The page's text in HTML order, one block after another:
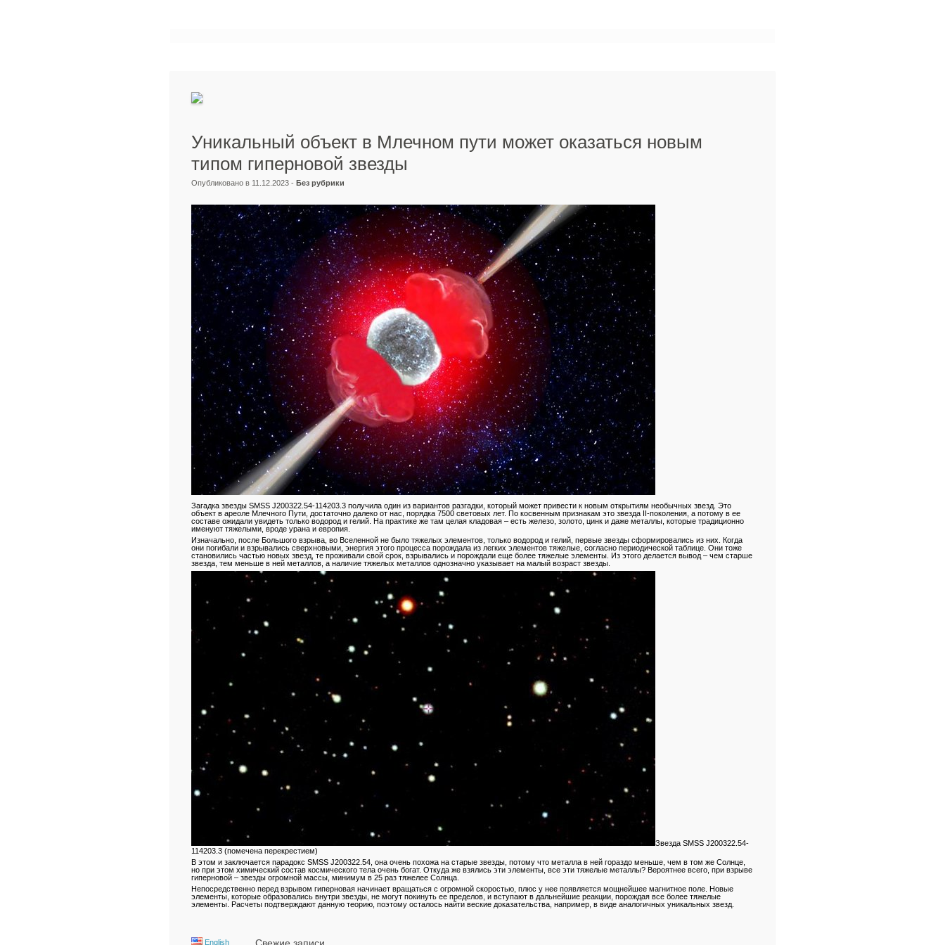
Уникальный объект в Млечном пути может оказаться новым
типом гиперновой звезды
Опубликовано в 11.12.2023 - Без рубрики
Загадка звезды SMSS J200322.54-114203.3 получила один из вариантов разгадки, который может привести к новым открытиям необычных звезд. Это
объект в ареоле Млечного Пути, достаточно далеко от нас, порядка 7500 световых лет. По косвенным признакам это звезда II-поколения, а потому в ее
составе ожидали увидеть только водород и гелий. На практике же там целая кладовая – есть железо, золото, цинк и даже металлы, которые традиционно
именуют тяжелыми, вроде урана и европия.
Изначально, после Большого взрыва, во Вселенной не было тяжелых элементов, только водород и гелий, первые звезды сформировались из них. Когда
они погибали и взрывались сверхновыми, энергия этого процесса порождала из легких элементов тяжелые, согласно периодической таблице. Они тоже
становились частью новых звезд, те проживали свой срок, взрывались и порождали еще более тяжелые элементы. Из этого делается вывод – чем старше
звезда, тем меньше в ней металлов, а наличие тяжелых металлов однозначно указывает на малый возраст звезды.
Звезда SMSS J200322.54-
114203.3 (помечена перекрестием)
В этом и заключается парадокс SMSS J200322.54, она очень похожа на старые звезды, потому что металла в ней гораздо меньше, чем в том же Солнце,
но при этом химический состав космического тела очень богат. Откуда же взялись эти элементы, все эти тяжелые металлы? Вероятнее всего, при взрыве
гиперновой – звезды огромной массы, минимум в 25 раз тяжелее Солнца.
Непосредственно перед взрывом гиперновая начинает вращаться с огромной скоростью, плюс у нее появляется мощнейшее магнитное поле. Новые
элементы, которые образовались внутри звезды, не могут покинуть ее пределов, и вступают в дальнейшие реакции, порождая все более тяжелые
элементы. Расчеты подтверждают данную теорию, поэтому осталось найти веские доказательства, например, в виде аналогичных уникальных звезд.
English